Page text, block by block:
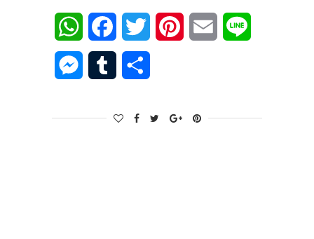
WhatsAppFacebookTwitter PinterestEmail
Messenger
Tumblr